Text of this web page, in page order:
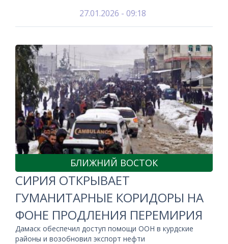
27.01.2026 - 09:18
БЛИЖНИЙ ВОСТОК
СИРИЯ ОТКРЫВАЕТ
ГУМАНИТАРНЫЕ КОРИДОРЫ НА
ФОНЕ ПРОДЛЕНИЯ ПЕРЕМИРИЯ
Дамаск обеспечил доступ помощи ООН в курдские
районы и возобновил экспорт нефти